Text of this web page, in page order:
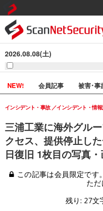
2026.08.08(土)
NEW! 会員記事 被害･事
三浦工業に海外グル
クセス、提供停止し
日復旧 1枚目の写真
インシデント・事故 インシデント・情
この記事は会員限定で
ただ
残り: 27文